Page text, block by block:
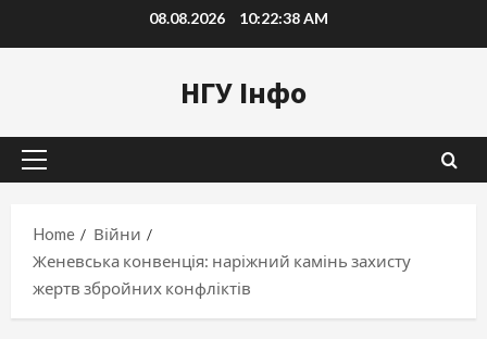
to
08.08.2026 10:22:39 AM
НГУ Інфо
Primary
Home
Війни
Женевська конвенція: наріжний камінь захисту
жертв збройних конфліктів